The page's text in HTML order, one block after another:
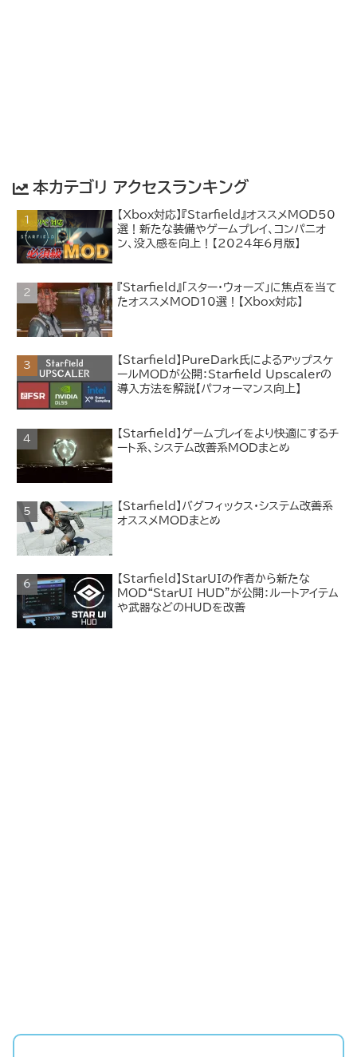
本カテゴリ アクセスランキング
【Xbox対応】『Starfield』オススメMOD50
選！新たな装備やゲームプレイ、コンパニオ
ン、没入感を向上！【2024年6月版】
『Starfield』「スター・ウォーズ」に焦点を当て
たオススメMOD10選！【Xbox対応】
【Starfield】PureDark氏によるアップスケ
ールMODが公開：Starfield Upscalerの
導入方法を解説【パフォーマンス向上】
【Starfield】ゲームプレイをより快適にするチ
ート系、システム改善系MODまとめ
【Starfield】バグフィックス・システム改善系
オススメMODまとめ
【Starfield】StarUIの作者から新たな
MOD“StarUI HUD”が公開：ルートアイテム
や武器などのHUDを改善